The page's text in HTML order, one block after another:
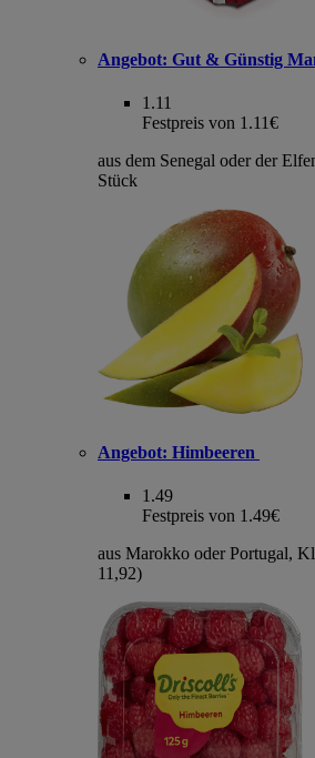
Angebot: Gut & Günstig
1.11
Festpreis von 1.11€
aus dem Senegal oder der
Stück
Angebot: Himbeeren
1.49
Festpreis von 1.49€
aus Marokko oder Portugal,
11,92)